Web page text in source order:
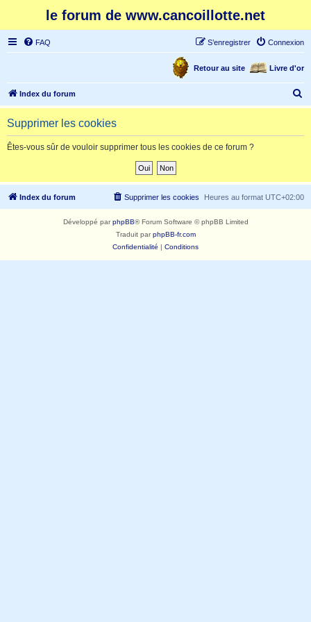
le forum de www.cancoillotte.net
FAQ Connexion
S’enregistrer
Livre d'or
Retour au site
Index du forum
e
h
Supprimer les cookies
Êtes-vous sûr de vouloir supprimer tous les cookies de ce forum ?
Index du forum Heures au format UTC+02:00
Supprimer les cookies
Développé parphpBB® Forum Software © phpBB Limited
Traduit parphpBB-fr.com
Confidentialité | Conditions